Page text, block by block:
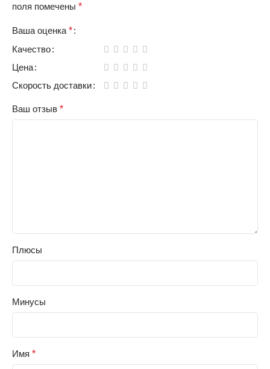
поля помечены *
Ваша оценка *
Качество
Цена
Скорость доставки
Ваш отзыв *
Плюсы
Минусы
Имя *